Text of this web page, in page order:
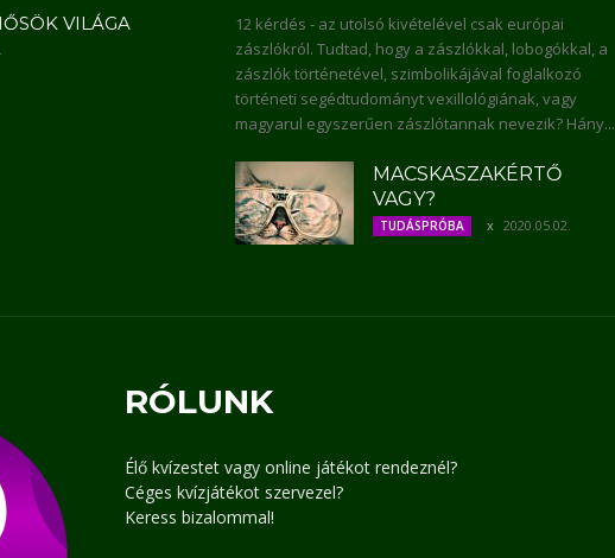
VILÁGA
12 kérdés - az utolsó kivételével csak európai
zászlókról. Tudtad, hogy a zászlókkal, lobogókkal, a
zászlók történetével, szimbolikájával foglalkozó
történeti segédtudományt vexillológiának, vagy
magyarul egyszerűen zászlótannak nevezik? Hány...
MACSKASZAKÉRTŐ
VAGY?
TUDÁSPRÓBA 2020.05.02.
RÓLUNK
Élő kvízestet vagy online játékot rendeznél?
Céges kvízjátékot szervezel?
Keress bizalommal!